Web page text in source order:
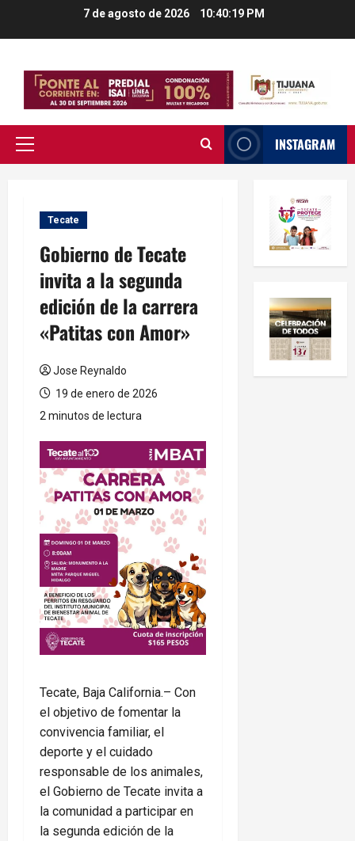
7 de agosto de 2026 10:40:20 PM
Menú
INSTAGRAM
Tecate
Gobierno de Tecate
invita a la segunda
edición de la carrera
«Patitas con Amor»
Jose Reynaldo
19 de enero de 2026
2 minutos de lectura
Tecate, Baja California.– Con
el objetivo de fomentar la
convivencia familiar, el
deporte y el cuidado
responsable de los animales,
el Gobierno de Tecate invita a
la comunidad a participar en
la segunda edición de la